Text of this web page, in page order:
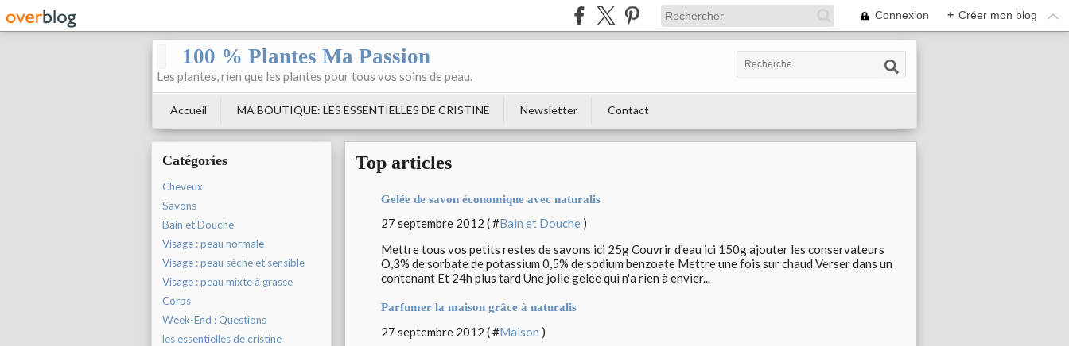
Connexion + Créer mon blog
100 % Plantes Ma Passion
Les plantes, rien que les plantes pour tous vos soins de peau.
Accueil MA BOUTIQUE: LES ESSENTIELLES DE CRISTINE Newsletter Contact
Catégories
Cheveux
Savons
Bain et Douche
Visage : peau normale
Visage : peau sèche et sensible
Visage : peau mixte à grasse
Corps
Week-End : Questions
les essentielles de cristine
Top articles
Gelée de savon économique avec naturalis
27 septembre 2012 ( #Bain et Douche )
Mettre tous vos petits restes de savons ici 25g Couvrir d'eau ici 150g ajouter les conservateurs
O,3% de sorbate de potassium 0,5% de sodium benzoate Mettre une fois sur chaud Verser dans un
contenant Et 24h plus tard Une jolie gelée qui n'a rien à envier...
Parfumer la maison grâce à naturalis
27 septembre 2012 ( #Maison )